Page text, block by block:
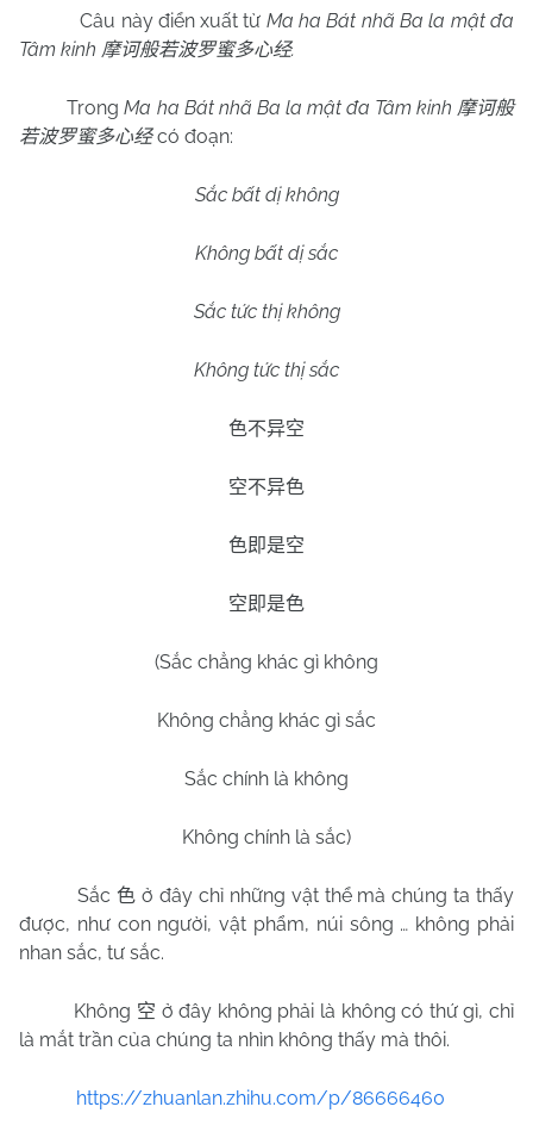
Câu này điển xuất từ Ma ha Bát nhã Ba la mật đa
Tâm kinh 摩诃般若波罗蜜多心经.
TrongMa ha Bát nhã Ba la mật đa Tâm kinh 摩诃般
若波罗蜜多心经có đoạn:
Sắc bất dị không
Không bất dị sắc
Sắc tức thị không
Không tức thị sắc
色不异空
空不异色
色即是空
空即是色
(Sắc chẳng khác gì không
Không chẳng khác gì sắc
Sắc chính là không
Không chính là sắc)
Sắc 色 ở đây chỉ những vật thể mà chúng ta thấy
được, như con người, vật phẩm, núi sông … không phải
nhan sắc, tư sắc.
Không 空 ở đây không phải là không có thứ gì, chỉ
là mắt trần của chúng ta nhìn không thấy mà thôi.
https://zhuanlan.zhihu.com/p/86666460